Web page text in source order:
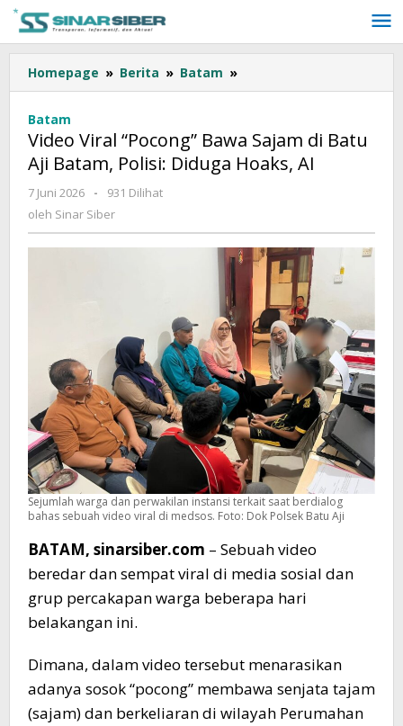
Lewati
konten
Homepage » Berita » Batam »
Viral
Sajam
di
Diduga
Hoaks,
AI
Batam
Video Viral “Pocong” Bawa Sajam di Batu
Aji Batam, Polisi: Diduga Hoaks, AI
7 Juni 2026
oleh
Sinar
-
931 Dilihat
oleh Sinar Siber
Sejumlah warga dan perwakilan instansi terkait saat berdialog
bahas sebuah video viral di medsos. Foto: Dok Polsek Batu Aji
BATAM, sinarsiber.com – Sebuah video
beredar dan sempat viral di media sosial dan
grup percakapan warga beberapa hari
belakangan ini.
Dimana, dalam video tersebut menarasikan
adanya sosok “pocong” membawa senjata tajam
(sajam) dan berkeliaran di wilayah Perumahan